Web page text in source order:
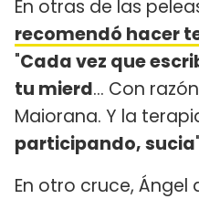
En otras de las
recomendó hacer
"Cada vez que
tu mierd... Con
Maiorana. Y la
participando, sucia
En otro cruce, Ángel